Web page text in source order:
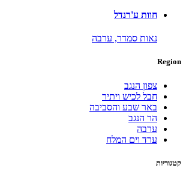
חוות ע'רנדל
נאות סמדר, ערבה
Region
צפון הנגב
חבל לכיש ויתיר
באר שבע והסביבה
הר הנגב
ערבה
ערד וים המלח
קטגוריות